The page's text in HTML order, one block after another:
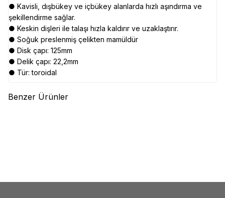
● Kavisli, dışbükey ve içbükey alanlarda hızlı aşındırma ve
şekillendirme sağlar.
● Keskin dişleri ile talaşı hızla kaldırır ve uzaklaştırır.
● Soğuk preslenmiş çelikten mamüldür
● Disk çapı: 125mm
● Delik çapı: 22,2mm
● Tür: toroidal
Benzer Ürünler